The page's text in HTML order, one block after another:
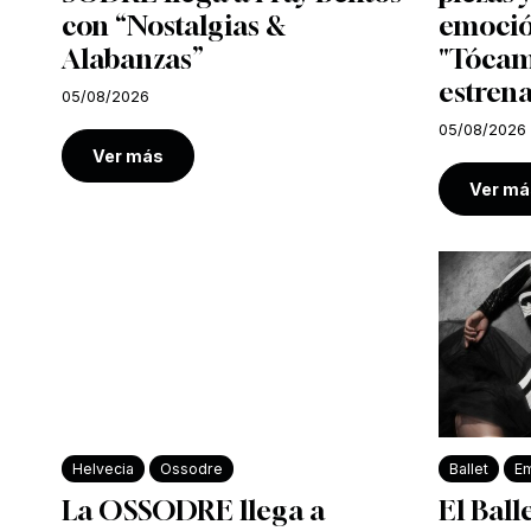
con “Nostalgias &
Alabanzas”
05/08/2026
Ver más
05/08/2026
Ver
Helvecia Ossodre
La OSSODRE llega a
Ballet
El